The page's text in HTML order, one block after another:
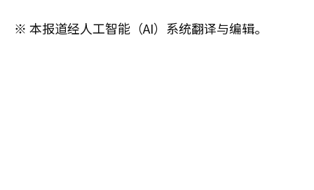
※ 本报道经人工智能（AI）系统翻译与编辑。